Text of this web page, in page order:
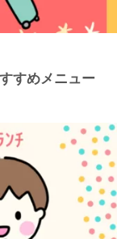
すめメニュー